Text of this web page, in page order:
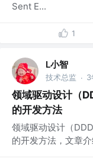
Sent E...
1
L小智
技术总监 · 3
领域驱动设计（
的开发方法
领域驱动设计（
的开发方法，文章